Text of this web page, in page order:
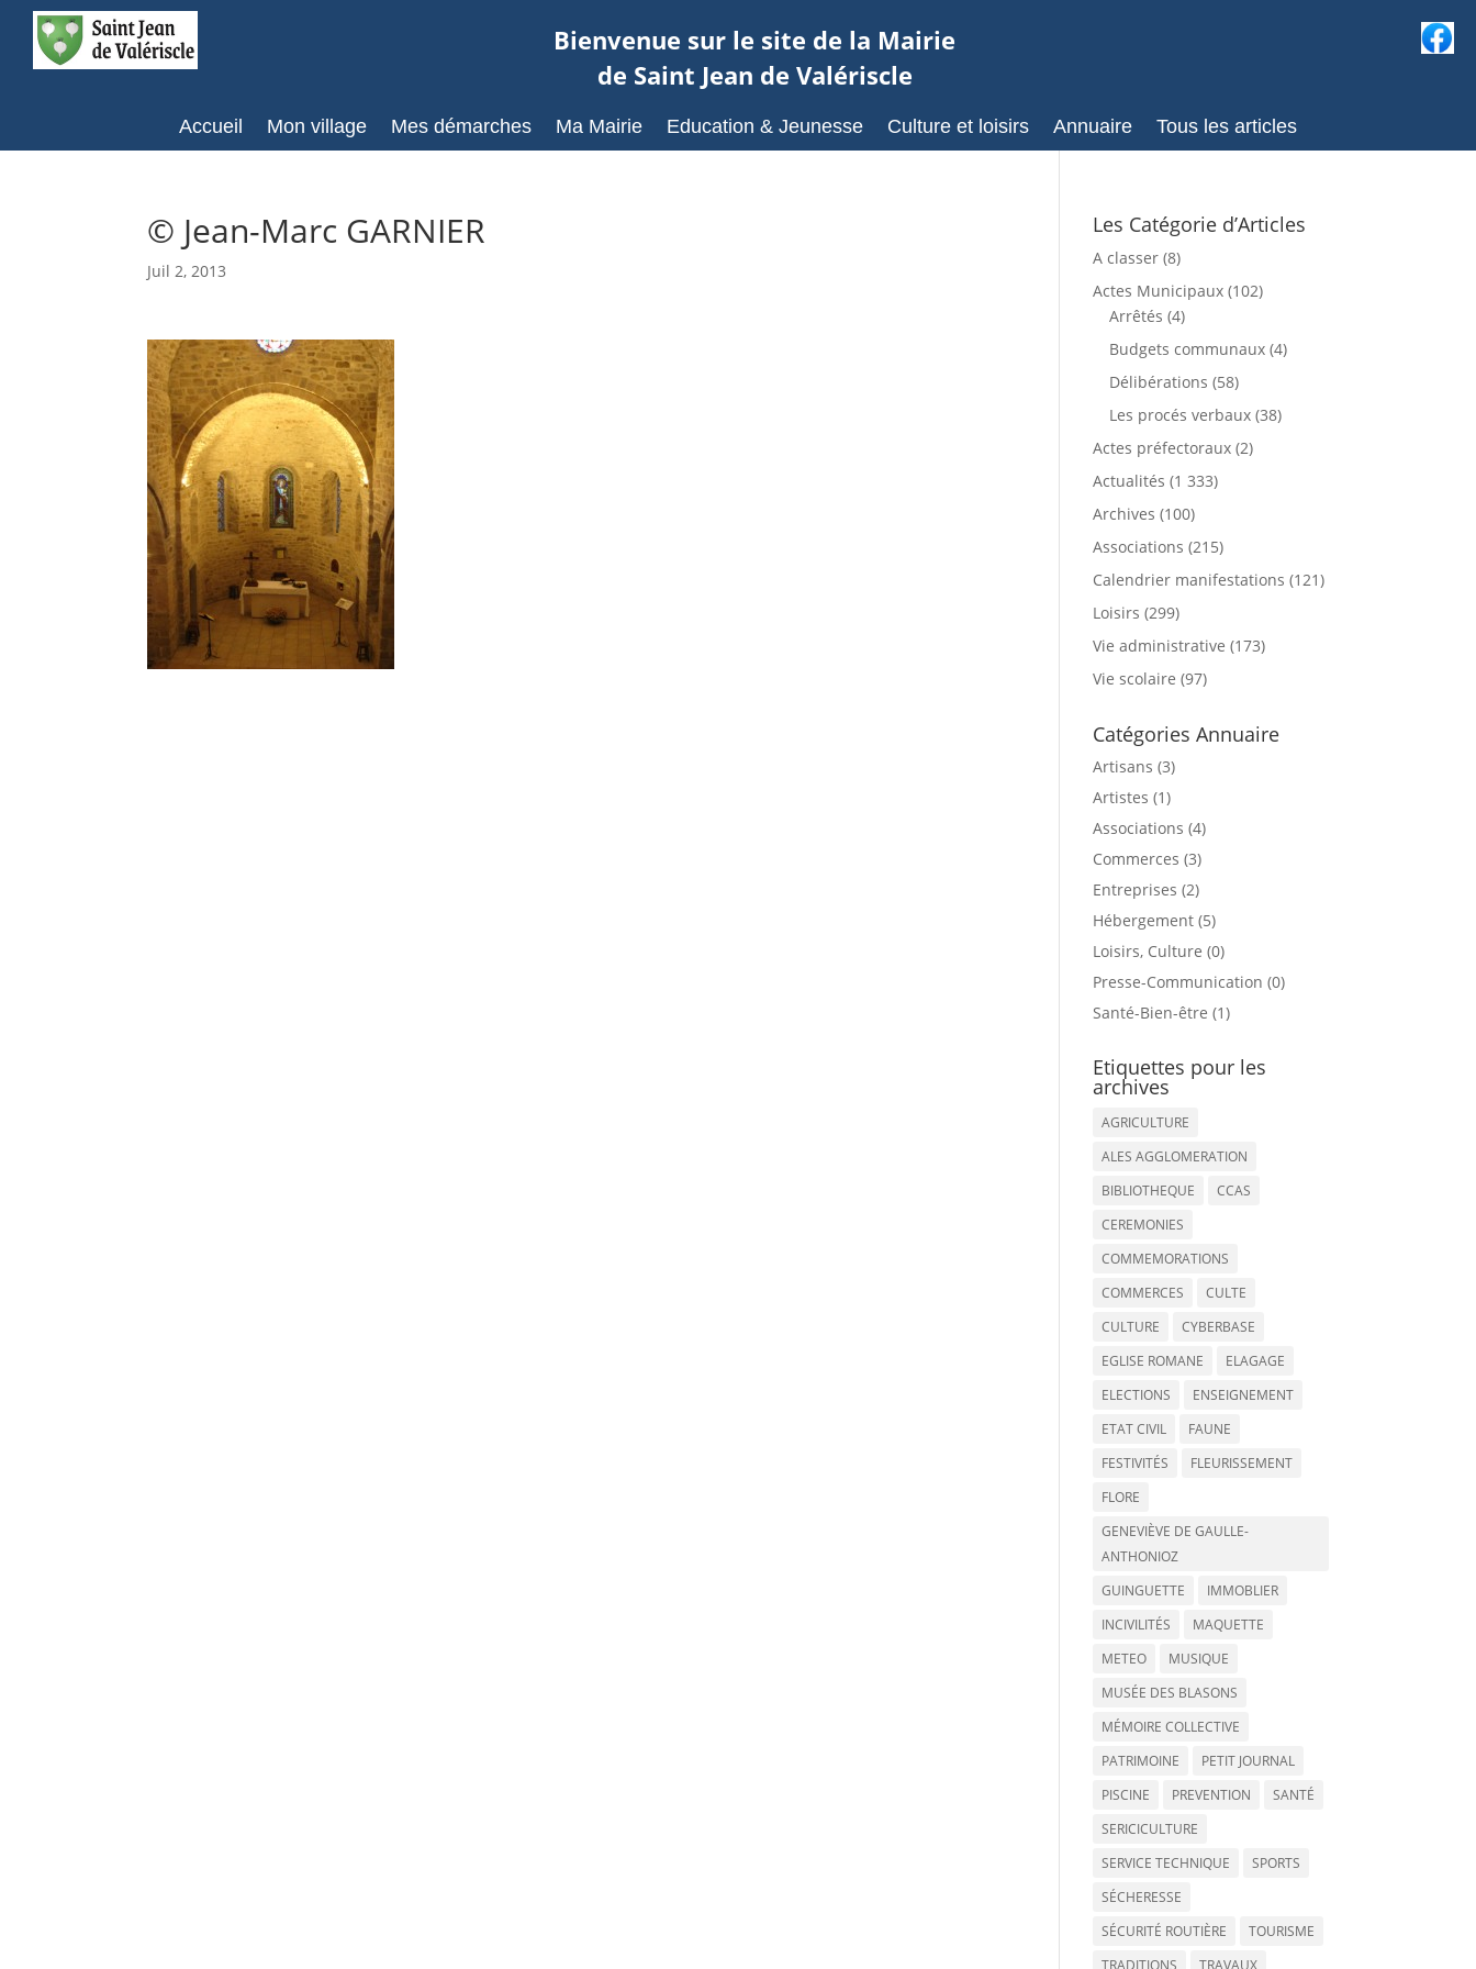
Bienvenue sur le site de la Mairie
de Saint Jean de Valériscle
Accueil Mon village Mes démarches Ma Mairie Education & Jeunesse Culture et loisirs Annuaire Tous les articles
© Jean-Marc GARNIER
Juil 2, 2013
Les Catégorie d’Articles
A classer(8)
Actes Municipaux(102)
Arrêtés (4)
Budgets communaux(4)
Délibérations (58)
Les procés verbaux(38)
Actes préfectoraux(2)
Actualités (1 333)
Archives (100)
Associations (215)
Calendrier manifestations (121)
Loisirs (299)
Vie administrative (173)
Vie scolaire (97)
Catégories Annuaire
Artisans (3)
Artistes (1)
Associations (4)
Commerces (3)
Entreprises (2)
Hébergement (5)
Loisirs, Culture (0)
Presse-Communication (0)
Santé-Bien-être (1)
Etiquettes pour les
archives
AGRICULTURE
ALES AGGLOMERATION
BIBLIOTHEQUE
CCAS
CEREMONIES
COMMEMORATIONS
COMMERCES
CULTE
CULTURE
CYBERBASE
EGLISE ROMANE
ELAGAGE
ELECTIONS
ENSEIGNEMENT
ETAT CIVIL
FAUNE
FESTIVITÉS
FLEURISSEMENT
FLORE
GENEVIÈVE DE GAULLE-
ANTHONIOZ
GUINGUETTE
IMMOBLIER
INCIVILITÉS
MAQUETTE
METEO
MUSIQUE
MUSÉE DES BLASONS
MÉMOIRE COLLECTIVE
PATRIMOINE
PETIT JOURNAL
PISCINE
PREVENTION
SANTÉ
SERICICULTURE
SERVICE TECHNIQUE
SPORTS
SÉCHERESSE
SÉCURITÉ ROUTIÈRE
TOURISME
TRADITIONS
TRAVAUX